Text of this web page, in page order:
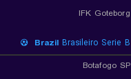
IFK Goteborg
Brazil Brasileiro Serie B
Botafogo SP